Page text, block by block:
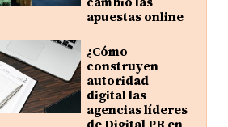
apuestas online
¿Cómo
construyen
autoridad
digital las
agencias líderes